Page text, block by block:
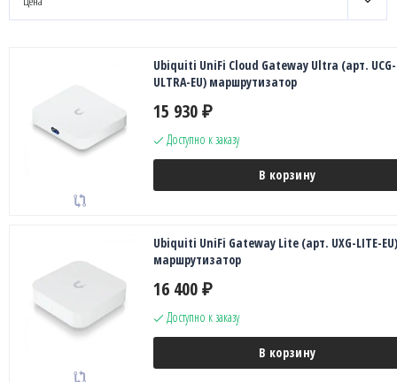
Ubiquiti UniFi Cloud Gateway Ultra (арт. UCG-
ULTRA-EU) маршрутизатор
15 930 ₽
Доступно к заказу
В корзину
Ubiquiti UniFi Gateway Lite (арт. UXG-LITE-EU)
маршрутизатор
16 400 ₽
Доступно к заказу
В корзину